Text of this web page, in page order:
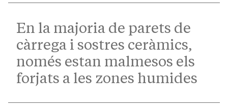
En la majoria de parets de
càrrega i sostres ceràmics,
només estan malmesos els
forjats a les zones humides